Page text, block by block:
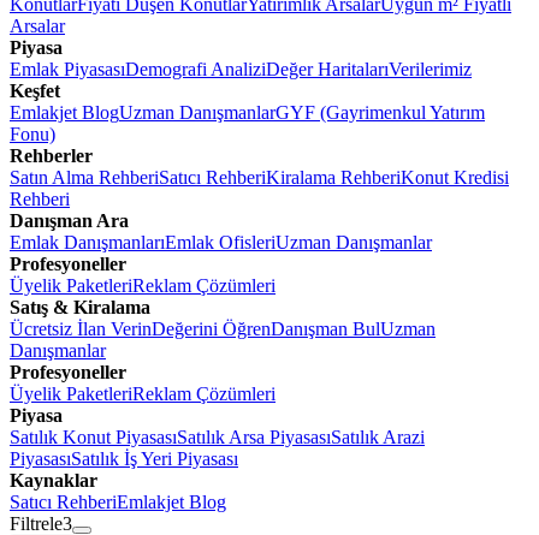
KonutlarFiyatı Düşen KonutlarYatırımlık ArsalarUygun m² Fiyatlı
Arsalar
Piyasa
Emlak PiyasasıDemografi AnaliziDeğer HaritalarıVerilerimiz
Keşfet
Emlakjet BlogUzman DanışmanlarGYF (Gayrimenkul Yatırım
Fonu)
Rehberler
Satın Alma RehberiSatıcı RehberiKiralama RehberiKonut Kredisi
Rehberi
Danışman Ara
Emlak DanışmanlarıEmlak OfisleriUzman Danışmanlar
Profesyoneller
Üyelik PaketleriReklam Çözümleri
Satış & Kiralama
Ücretsiz İlan VerinDeğerini ÖğrenDanışman BulUzman
Danışmanlar
Profesyoneller
Üyelik PaketleriReklam Çözümleri
Piyasa
Satılık Konut PiyasasıSatılık Arsa PiyasasıSatılık Arazi
PiyasasıSatılık İş Yeri Piyasası
Kaynaklar
Satıcı RehberiEmlakjet Blog
Filtrele3